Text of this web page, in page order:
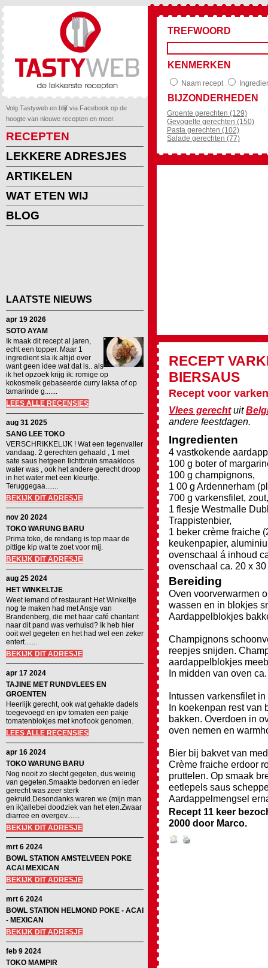
Volg Tastyweb en blijf via Facebook op de
hoogte van nieuwe recepten en meer.
RECEPTEN
LEKKERE ADRESJES
ARTIKELEN
WAT ETEN WIJ
BLOG
LAATSTE NIEUWS
apr 19 2026
SOTO AYAM
Ik maak dit recept al jaren,
echt een topper. Maar 1
ingredient sla ik altijd over
want geen idee wat dat is.. als
ik het opzoek krijg ik: romige op
kokosmelk gebaseerde curry laksa of op
tamarinde g.......
LEES ALLE RECENSIES
aug 31 2025
SANG LEE TOKO
VERSCHRIKKELIJK ! Wat een tegenvaller
vandaag. 2 gerechten gehaald , 1 met
sate saus hetgeen lichtbruin smaakloos
water was , ook het andere gerecht droop
in het water met een kleurtje.
Teruggegaa.......
BEKIJK DIT ADRESJE
nov 20 2024
TOKO WARUNG BARU
Prima toko, de rendang is top maar de
pittige kip wat te zoet voor mij.
BEKIJK DIT ADRESJE
aug 25 2024
HET WINKELTJE
Weet iemand of restaurant Het Winkeltje
nog te maken had met Ansje van
Brandenberg, die met haar café chantant
naar dit pand was verhuisd? Ik heb hier
ooit wel gegeten en het had wel een zeker
entert.......
BEKIJK DIT ADRESJE
apr 17 2024
TAJINE MET RUNDVLEES EN
GROENTEN
Heerlijk gerecht, ook wat gehakte dadels
toegevoegd en ipv tomaten een pakje
tomatenblokjes met knoflook genomen.
LEES ALLE RECENSIES
apr 16 2024
TOKO WARUNG BARU
Nog nooit zo slecht gegeten, dus weinig
van gegeten.Smaakte bedorven en ieder
gerecht was zeer sterk
gekruid.Desondanks waren we (mijn man
en ik)allebei doodziek van het eten.Zwaar
diarree en overgev.......
BEKIJK DIT ADRESJE
mrt 6 2024
BOWL STATION AMSTELVEEN POKE
ACAI MEXICAN
BEKIJK DIT ADRESJE
mrt 6 2024
BOWL STATION HELMOND POKE - ACAI
- MEXICAN
BEKIJK DIT ADRESJE
feb 9 2024
TOKO MAMPIR
TREFWOORD
KENMERKEN
Naam recept
BIJZONDERHEDEN
Groente gerechten (129)
Gevogelte gerechten (150)
Pasta gerechten (102)
Salade gerechten (77)
RECEPT
BIERSAUS
Recept voor
Vlees gerechtuit
andere feestdagen.
Ingredienten
4 vastkokende
100 g boter of
100 g champignons,
1 00 g Ardennerham
700 g varkensfilet,
1 flesje Westmalle
Trappistenbier,
1 beker crème fraiche
keukenpapier,
ovenschaal á inhoud
ovenschaal ca. 20 x 30
Bereiding
Oven voorverwarmen
wassen en in blokjes
Aardappelblokjes
Champignons
reepjes snijden.
aardappelblokjes
In midden van oven
Intussen varkensfilet
In koekenpan rest van
bakken. Overdoen in
oven nemen en
Bier bij bakvet van
Crème fraiche erdoor
pruttelen. Op smaak
eetlepels saus
Aardappelmengsel
Recept 11 keer
2000 door Marco.